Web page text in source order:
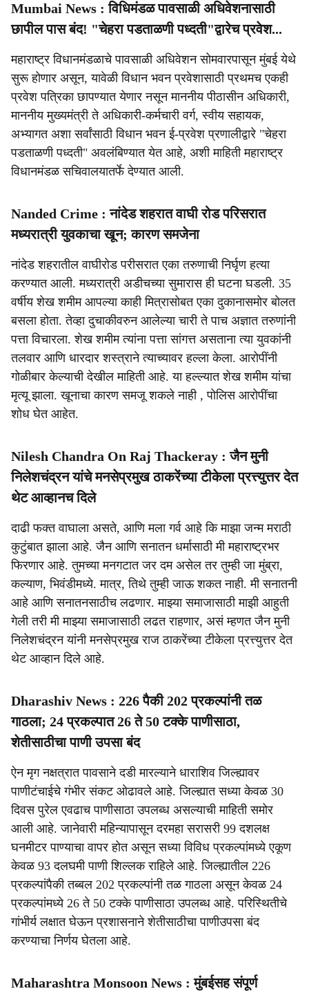
Mumbai News : विधिमंडळ पावसाळी अधिवेशनासाठी
छापील पास बंद! "चेहरा पडताळणी पध्दती"द्वारेच प्रवेश...
महाराष्ट्र विधानमंडळाचे पावसाळी अधिवेशन सोमवारपासून मुंबई येथे
सुरू होणार असून, यावेळी विधान भवन प्रवेशासाठी प्रथमच एकही
प्रवेश पत्रिका छापण्यात येणार नसून माननीय पीठासीन अधिकारी,
माननीय मुख्यमंत्री ते अधिकारी-कर्मचारी वर्ग, स्वीय सहायक,
अभ्यागत अशा सर्वांसाठी विधान भवन ई-प्रवेश प्रणालीद्वारे "चेहरा
पडताळणी पध्दती" अवलंबिण्यात येत आहे, अशी माहिती महाराष्ट्र
विधानमंडळ सचिवालयातर्फे देण्यात आली.
Nanded Crime : नांदेड शहरात वाघी रोड परिसरात
मध्यरात्री युवकाचा खून; कारण समजेना
नांदेड शहरातील वाघीरोड परीसरात एका तरुणाची निर्घृण हत्या
करण्यात आली. मध्यरात्री अडीचच्या सुमारास ही घटना घडली. 35
वर्षीय शेख शमीम आपल्या काही मित्रासोबत एका दुकानासमोर बोलत
बसला होता. तेव्हा दुचाकीवरुन आलेल्या चारी ते पाच अज्ञात तरुणांनी
पत्ता विचारला. शेख शमीम त्यांना पत्ता सांगत्त असताना त्या युवकांनी
तलवार आणि धारदार शस्त्राने त्याच्यावर हल्ला केला. आरोपींनी
गोळीबार केल्याची देखील माहिती आहे. या हल्ल्यात शेख शमीम यांचा
मृत्यू झाला. खूनाचा कारण समजू शकले नाही , पोलिस आरोपींचा
शोध घेत आहेत.
Nilesh Chandra On Raj Thackeray : जैन मुनी
निलेशचंद्रन यांचे मनसेप्रमुख ठाकरेंच्या टीकेला प्रत्त्युत्तर देत
थेट आव्हानच दिले
दाढी फक्त वाघाला असते, आणि मला गर्व आहे कि माझा जन्म मराठी
कुटुंबात झाला आहे. जैन आणि सनातन धर्मासाठी मी महाराष्ट्रभर
फिरणार आहे. तुमच्या मनगटात जर दम असेल तर तुम्ही जा मुंब्रा,
कल्याण, भिवंडीमध्ये. मात्र, तिथे तुम्ही जाऊ शकत नाही. मी सनातनी
आहे आणि सनातनसाठीच लढणार. माझ्या समाजासाठी माझी आहुती
गेली तरी मी माझ्या समाजासाठी लढत राहणार, असं म्हणत जैन मुनी
निलेशचंद्रन यांनी मनसेप्रमुख राज ठाकरेंच्या टीकेला प्रत्त्युत्तर देत
थेट आव्हान दिले आहे.
Dharashiv News : 226 पैकी 202 प्रकल्पांनी तळ
गाठला; 24 प्रकल्पात 26 ते 50 टक्के पाणीसाठा,
शेतीसाठीचा पाणी उपसा बंद
ऐन मृग नक्षत्रात पावसाने दडी मारल्याने धाराशिव जिल्ह्यावर
पाणीटंचाईचे गंभीर संकट ओढावले आहे. जिल्ह्यात सध्या केवळ 30
दिवस पुरेल एवढाच पाणीसाठा उपलब्ध असल्याची माहिती समोर
आली आहे. जानेवारी महिन्यापासून दरमहा सरासरी 99 दशलक्ष
घनमीटर पाण्याचा वापर होत असून सध्या विविध प्रकल्पांमध्ये एकूण
केवळ 93 दलघमी पाणी शिल्लक राहिले आहे. जिल्ह्यातील 226
प्रकल्पांपैकी तब्बल 202 प्रकल्पांनी तळ गाठला असून केवळ 24
प्रकल्पांमध्ये 26 ते 50 टक्के पाणीसाठा उपलब्ध आहे. परिस्थितीचे
गांभीर्य लक्षात घेऊन प्रशासनाने शेतीसाठीचा पाणीउपसा बंद
करण्याचा निर्णय घेतला आहे.
Maharashtra Monsoon News : मुंबईसह संपूर्ण